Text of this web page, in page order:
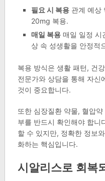
필요 시 복용관계 예상
20mg 복용.
매일 복용매일 일정 시
상 속 성생활을 안정적
복용 방식은 생활 패턴, 건
전문가와 상담을 통해 자신
것이 중요합니다.
또한 심장질환 약물, 혈압
부를 반드시 확인해야 합니
할 수 있지만, 정확한 정보
화하는 핵심입니다.
시알리스로 회복